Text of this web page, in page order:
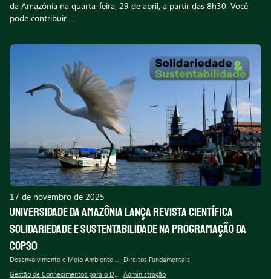
da Amazônia na quarta-feira, 29 de abril, a partir das 8h30. Você
pode contribuir ...
17 de novembro de 2025
Universidade da Amazônia lança revista científica
Solidariedade e Sustentabilidade na programação da
COP30
Direitos Fundamentais
Administração